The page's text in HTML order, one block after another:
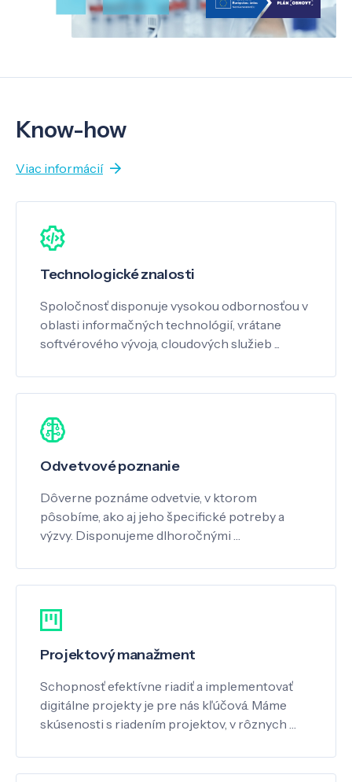
Know-how
Viac informácií
Technologické znalosti
Spoločnosť disponuje vysokou odbornosťou v
oblasti informačných technológií, vrátane
softvérového vývoja, cloudových služieb ...
Odvetvové poznanie
Dôverne poznáme odvetvie, v ktorom
pôsobíme, ako aj jeho špecifické potreby a
výzvy. Disponujeme dlhoročnými …
Projektový manažment
Schopnosť efektívne riadiť a implementovať
digitálne projekty je pre nás kľúčová. Máme
skúsenosti s riadením projektov, v rôznych …